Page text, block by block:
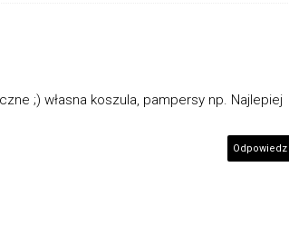
;) własna koszula, pampersy np. Najlepiej
Odpowiedz